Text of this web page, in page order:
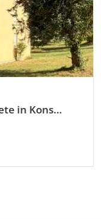
Jetzt neu: Wohnung zur Miete in Konstanz